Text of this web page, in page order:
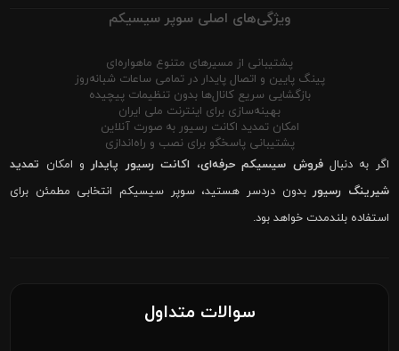
ویژگی‌های اصلی سوپر سیسیکم
پشتیبانی از مسیرهای متنوع ماهواره‌ای
پینگ پایین و اتصال پایدار در تمامی ساعات شبانه‌روز
بازگشایی سریع کانال‌ها بدون تنظیمات پیچیده
بهینه‌سازی برای اینترنت ملی ایران
امکان تمدید اکانت رسیور به صورت آنلاین
پشتیبانی پاسخگو برای نصب و راه‌اندازی
اگر به دنبالفروش سیسیکم حرفه‌ای، اکانت رسیور پایدارو امکان تمدید
شیرینگ رسیوربدون دردسر هستید، سوپر سیسیکم انتخابی مطمئن برای
استفاده بلندمدت خواهد بود.
سوالات متداول